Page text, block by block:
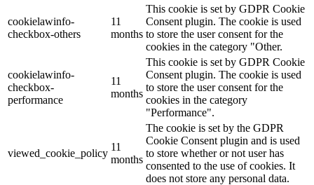
cookielawinfo-
checkbox-others
11
months
This cookie is set by GDPR Cookie
Consent plugin. The cookie is used
to store the user consent for the
cookies in the category "Other.
cookielawinfo-
checkbox-
performance
11
months
This cookie is set by GDPR Cookie
Consent plugin. The cookie is used
to store the user consent for the
cookies in the category
"Performance".
viewed_cookie_policy
11
months
The cookie is set by the GDPR
Cookie Consent plugin and is used
to store whether or not user has
consented to the use of cookies. It
does not store any personal data.